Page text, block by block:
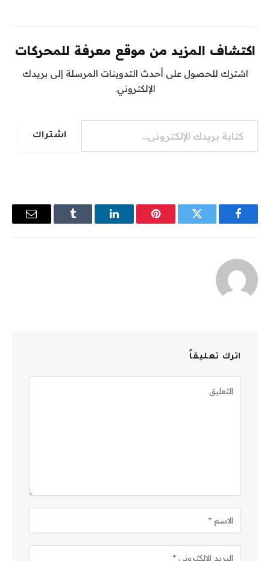
اكتشاف المزيد من موقع معرفة للمحركات
اشترك للحصول على أحدث التدوينات المرسلة إلى بريدك
الإلكتروني.
كتابة بريدك الإلكتروني...
اشتراك
فيسبوك تويتر بينتيريستلينكدإن Tumblr
البريد
اترك تعليقاً